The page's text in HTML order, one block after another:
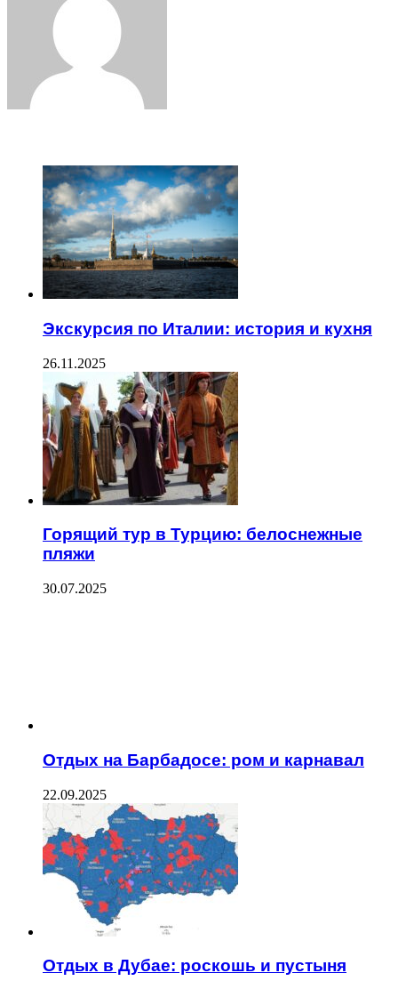
Экскурсия по Италии: история и кухня
26.11.2025
Горящий тур в Турцию: белоснежные
пляжи
30.07.2025
Отдых на Барбадосе: ром и карнавал
22.09.2025
Отдых в Дубае: роскошь и пустыня